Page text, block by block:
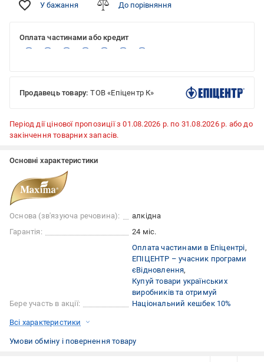
У бажання До порівняння
Оплата частинами або кредит
Продавець товару: ТОВ «Епіцентр К»
Період дії цінової пропозиції з 01.08.2026 р. по 31.08.2026 р. або до
закінчення товарних запасів.
Основні характеристики
Основа (зв'язуюча речовина):
алкідна
Гарантія:
24 міс.
Бере участь в акції:
Оплата частинами в Епіцентрі
ЕПІЦЕНТР – учасник програми
єВідновлення
Купуй товари українських
виробників та отримуй
Національний кешбек 10%
Всі характеристики
Умови обміну і повернення товару